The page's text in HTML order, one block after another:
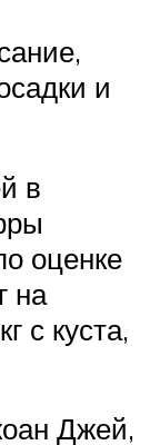
и
в
оценке
на
с куста,
Джей,